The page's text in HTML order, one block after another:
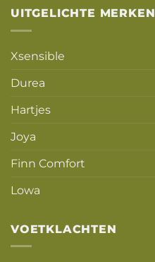
UITGELICHTE MERKEN
Xsensible
Durea
Hartjes
Joya
Finn Comfort
Lowa
VOETKLACHTEN